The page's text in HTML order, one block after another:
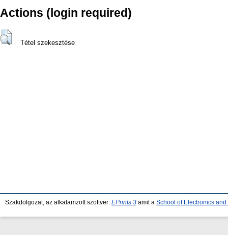
Actions (login required)
Tétel szekesztése
Szakdolgozat, az alkalamzott szoftver: EPrints 3 amit a School of Electronics